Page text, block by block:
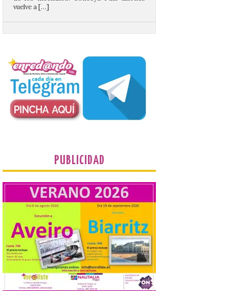
Santander aconseja acudir
vehículo privado para el
8 Ago 2026
El TUS cuenta con líneas
que llegan a la zona en
puntos como el faro de
Cabo Mayor, Cueto,
Corbanera o Ciriego y
Turismo de Extremadura
impulsa nuevas
iniciativas relacionadas
con el trío de eclipses para
afianzar a Extremadura
como referente en
astroturismo
8 Ago 2026
Extremadura cuenta con
uno de los cielos
estrellados con menor
PUBLICIDAD